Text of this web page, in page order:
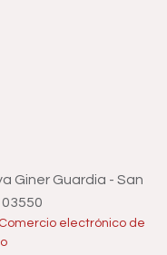
Giner Guardia - San
Comercio electrónico de